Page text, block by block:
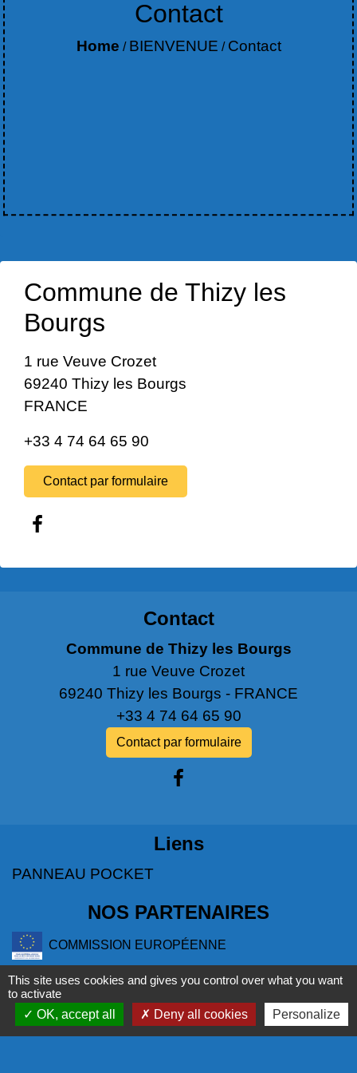
Contact
Home / BIENVENUE / Contact
Commune de Thizy les
Bourgs
1 rue Veuve Crozet
69240 Thizy les Bourgs
FRANCE
+33 4 74 64 65 90
Contact par formulaire
Contact
Commune de Thizy les Bourgs
1 rue Veuve Crozet
69240 Thizy les Bourgs - FRANCE
+33 4 74 64 65 90
Contact par formulaire
Liens
PANNEAU POCKET
NOS PARTENAIRES
COMMISSION EUROPÉENNE
L'EUROPE S'ENGAGE EN RÉGION
COR - PROGRAMME LEADER
This site uses cookies and gives you control over what you want
to activate
OK, accept all
Deny all cookies Personalize